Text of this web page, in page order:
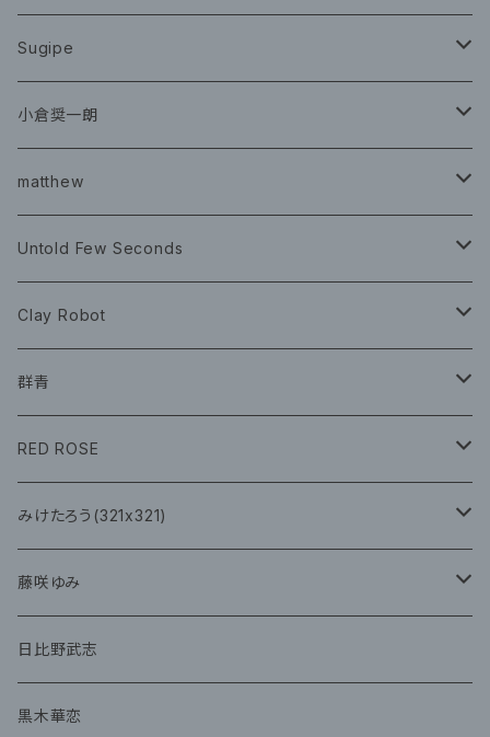
CD
グッズ
チェキ ブロマイド
イベント
ツアーグッズ
Sugipe
チケット
CD
グッズ
小倉奨一朗
イベント
グッズ
CD
matthew
Book
CD
Untold Few Seconds
グッズ
CD
Clay Robot
グッズ
CD
チェキ
群青
イベント
CD
グッズ
RED ROSE
CD
みけたろう(321x321)
CD
グッズ
藤咲ゆみ
CD
グッズ
日比野武志
黒木華恋